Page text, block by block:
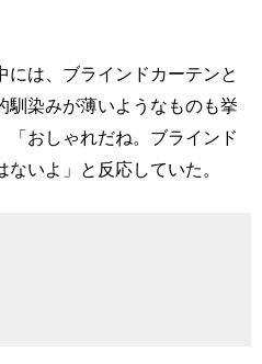
は、ブラインドカーテンと
馴染みが薄いようなものも挙
「おしゃれだね。ブラインド
いよ」と反応していた。